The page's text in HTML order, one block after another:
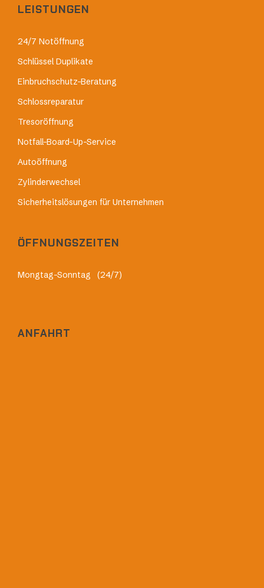
LEISTUNGEN
24/7 Notöffnung
Schlüssel Duplikate
Einbruchschutz-Beratung
Schlossreparatur
Tresoröffnung
Notfall-Board-Up-Service
Autoöffnung
Zylinderwechsel
Sicherheitslösungen für Unternehmen
ÖFFNUNGSZEITEN
Mongtag-Sonntag (24/7)
ANFAHRT